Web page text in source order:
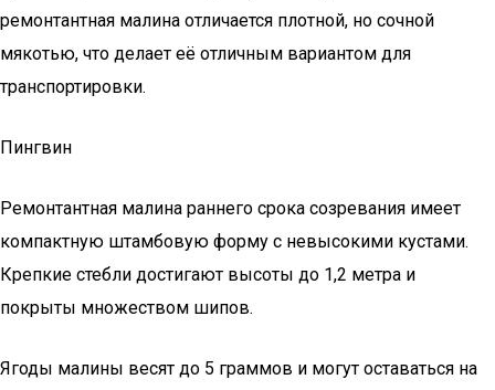
ремонтантная малина отличается плотной, но сочной
мякотью, что делает её отличным вариантом для
транспортировки.
Пингвин
Ремонтантная малина раннего срока созревания имеет
компактную штамбовую форму с невысокими кустами.
Крепкие стебли достигают высоты до 1,2 метра и
покрыты множеством шипов.
Ягоды малины весят до 5 граммов и могут оставаться на